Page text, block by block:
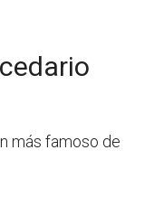
más famoso de